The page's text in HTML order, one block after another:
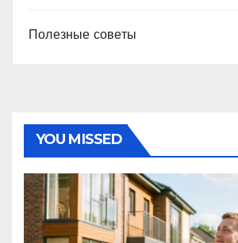
Полезные советы
YOU MISSED